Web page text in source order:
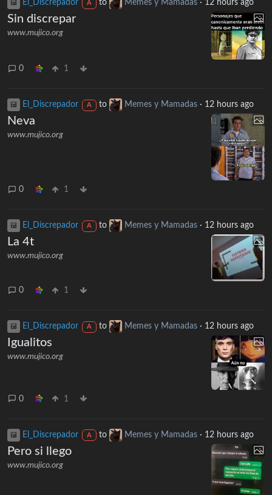
El_Discrepador A to Memes y Mamadas · 12 hours ago
Sin discrepar
www.mujico.org
0 1
El_Discrepador A to Memes y Mamadas · 12 hours ago
Neva
www.mujico.org
0 1
El_Discrepador A to Memes y Mamadas · 12 hours ago
La 4t
www.mujico.org
0 1
El_Discrepador A to Memes y Mamadas · 12 hours ago
Igualitos
www.mujico.org
0 1
El_Discrepador A to Memes y Mamadas · 12 hours ago
Pero si llego
www.mujico.org